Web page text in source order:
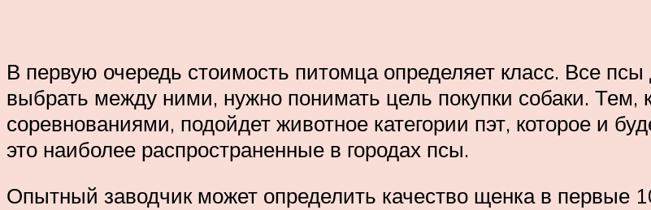
В первую очередь стоимость питомца определяет класс. Все
выбрать между ними, нужно понимать цель покупки собаки. Тем,
соревнованиями, подойдет животное категории пэт, которое и
это наиболее распространенные в городах псы.
Опытный заводчик может определить качество щенка в первые